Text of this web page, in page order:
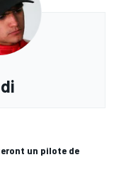
un pilote de